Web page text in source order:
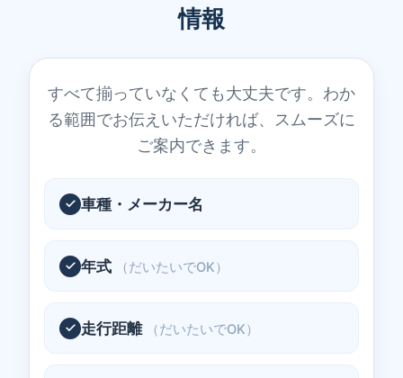
情報
すべて揃っていなくても大丈夫です。わか
る範囲でお伝えいただければ、スムーズに
ご案内できます。
車種・メーカー名
年式 （だいたいでOK）
走行距離 （だいたいでOK）